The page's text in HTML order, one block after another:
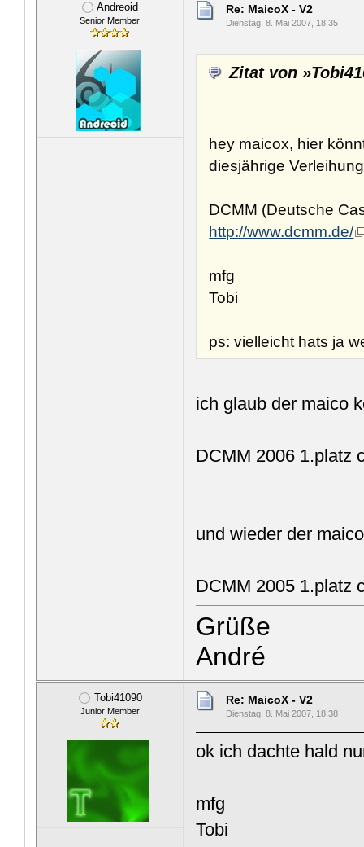
Andreoid
Senior Member
Re: MaicoX - V2
Dienstag, 8. Mai 2007, 18:35
Zitat von
hey maicox, hier
diesjährige
DCMM (Deutsche
http://www.dcmm.de/
mfg
Tobi
ps: vielleicht hats ja
ich glaub der maico
DCMM 2006 1.platz
und wieder der
DCMM 2005 1.platz
Grüße
André
Tobi41090
Junior Member
Re: MaicoX - V2
Dienstag, 8. Mai 2007, 18:38
ok ich dachte hald
mfg
Tobi